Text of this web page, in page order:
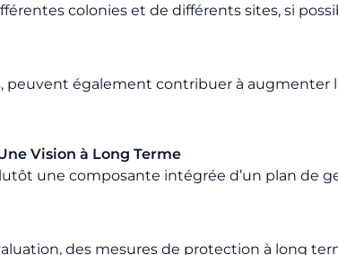
colonies et de différents sites, si
peuvent également contribuer à augmenter
Vision à Long Terme
une composante intégrée d’un plan de
des mesures de protection à long